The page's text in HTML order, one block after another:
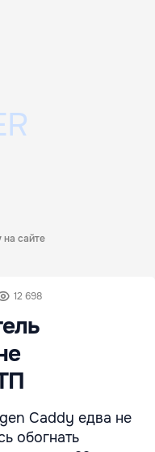
на сайте
12 698
Caddy едва не
обогнать